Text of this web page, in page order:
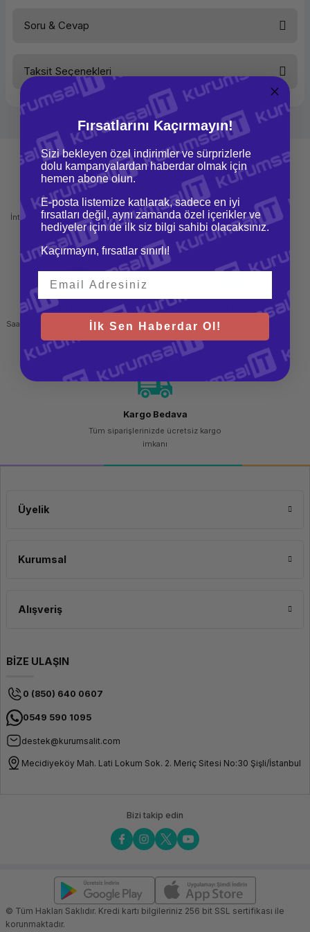
Yorum Yaz
Soru & Cevap
Ürün hakkında henüz soru sorulmamış.
Soru Sor
Taksit Seçenekleri
Mağazadan Teslimat
İnternetten sipariş et ve mağazadan
teslim al
İade ve Değişim
Kolay iade ve değişim imkanı
Hızlı Gönderi
Saat 15.00'a kadar yapılan siparişlerde
aynı gün kargo imkanı
Güvenli Alışveriş
256 bit SSL sertifikası
Kargo Bedava
Tüm siparişlerinizde ücretsiz kargo
imkanı
Üyelik
Kurumsal
Alışveriş
BİZE ULAŞIN
0 (850) 640 0607
0549 590 1095
destek@kurumsalit.com
Mecidiyeköy Mah. Lati Lokum Sok. 2. Meriç Sitesi No:30 Şişli/İstanbul
Bizi takip edin
© Tüm Hakları Saklıdır. Kredi kartı bilgileriniz 256 bit SSL sertifikası ile
korunmaktadır.
Fırsatlarını Kaçırmayın!
Sizi bekleyen özel indirimler ve sürprizlerle
dolu kampanyalardan haberdar olmak için
hemen abone olun.
E-posta listemize katılarak, sadece en iyi
fırsatları değil, aynı zamanda özel içerikler ve
hediyeler için de ilk siz bilgi sahibi olacaksınız.
Kaçırmayın, fırsatlar sınırlı!
İlk Sen Haberdar Ol!